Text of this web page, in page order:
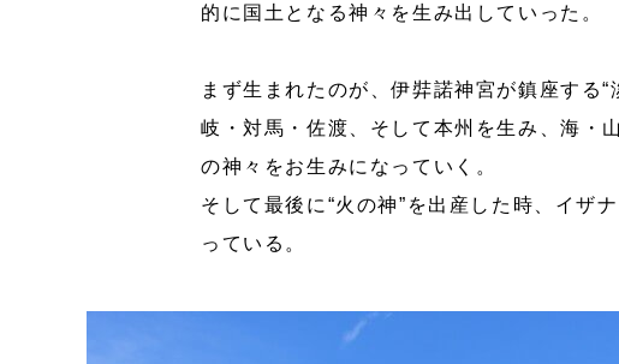
的に国土となる神々を生み出していった。
まず生まれたのが、伊弉諾神宮が鎮座する
岐・対馬・佐渡、そして本州を生み、海・
の神々をお生みになっていく。
そして最後に“火の神”を出産した時、イザ
っている。